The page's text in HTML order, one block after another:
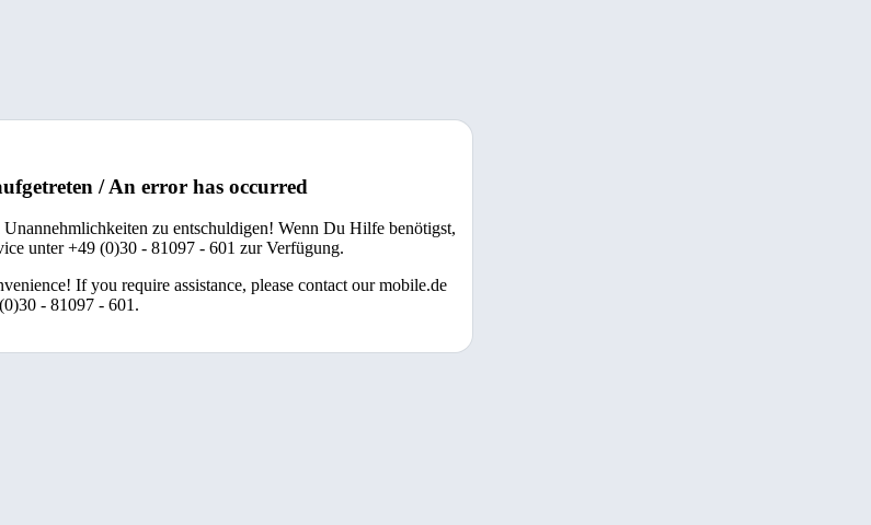
/ An error has occurred
zu entschuldigen! Wenn Du Hilfe benötigst,
unter +49 (0)30 - 81097 - 601 zur Verfügung.
If you require assistance, please contact our mobile.de
- 81097 - 601.